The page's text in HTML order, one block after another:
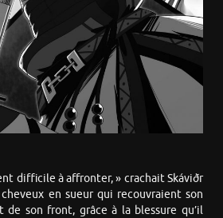
difficile à affronter, » crachait Skáviðr
en sueur qui recouvraient son
de son front, grâce à la blessure qu’il